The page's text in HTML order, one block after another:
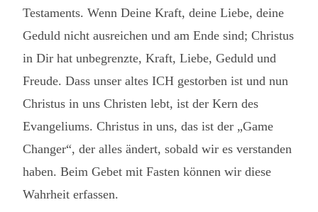
Testaments. Wenn Deine Kraft, deine Liebe, deine
Geduld nicht ausreichen und am Ende sind; Christus
in Dir hat unbegrenzte, Kraft, Liebe, Geduld und
Freude. Dass unser altes ICH gestorben ist und nun
Christus in uns Christen lebt, ist der Kern des
Evangeliums. Christus in uns, das ist der „Game
Changer“, der alles ändert, sobald wir es verstanden
haben. Beim Gebet mit Fasten können wir diese
Wahrheit erfassen.